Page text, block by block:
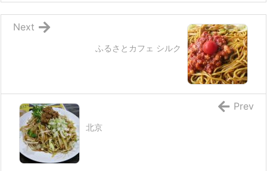
ふるさとカフェ シルク
Next
北京
Prev